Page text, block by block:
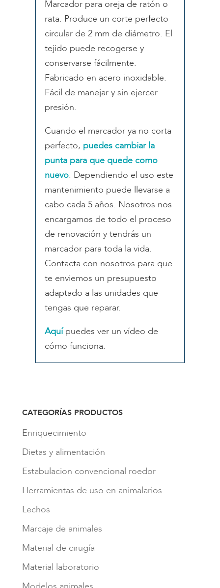
Marcador para oreja de ratón o
rata. Produce un corte perfecto
circular de 2 mm de diámetro. El
tejido puede recogerse y
conservarse fácilmente.
Fabricado en acero inoxidable.
Fácil de manejar y sin ejercer
presión.
Cuando el marcador ya no corta
perfecto, puedes cambiar la
punta para que quede como
nuevo. Dependiendo el uso este
mantenimiento puede llevarse a
cabo cada 5 años. Nosotros nos
encargamos de todo el proceso
de renovación y tendrás un
marcador para toda la vida.
Contacta con nosotros para que
te enviemos un presupuesto
adaptado a las unidades que
tengas que reparar.
Aquípuedes ver un vídeo de
cómo funciona.
CATEGORÍAS PRODUCTOS
Enriquecimiento
Dietas y alimentación
Estabulacion convencional roedor
Herramientas de uso en animalarios
Lechos
Marcaje de animales
Material de cirugía
Material laboratorio